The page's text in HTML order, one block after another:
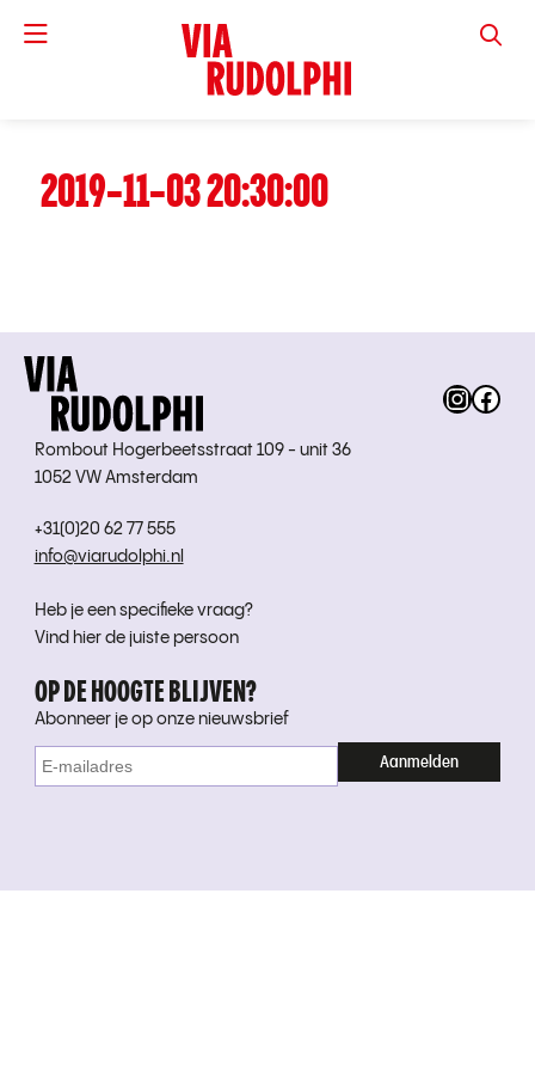
VIA
2019-11-03 20:30:00
Rombout Hogerbeetsstraat 109 - unit 36
1052 VW Amsterdam
+31(0)20 62 77 555
info@viarudolphi.nl
Heb je een specifieke vraag?
Vind hier de juiste persoon
OP DE HOOGTE BLIJVEN?
Abonneer je op onze nieuwsbrief